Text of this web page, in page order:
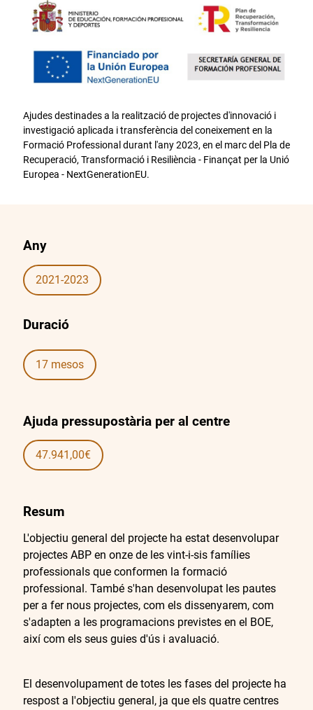
Ajudes destinades a la realització de projectes d'innovació i
investigació aplicada i transferència del coneixement en la
Formació Professional durant l'any 2023, en el marc del Pla de
Recuperació, Transformació i Resiliència - Finançat per la Unió
Europea - NextGenerationEU.
Any
2021-2023
Duració
17 mesos
Ajuda pressupostària per al centre
47.941,00€
Resum
L'objectiu general del projecte ha estat desenvolupar
projectes ABP en onze de les vint-i-sis famílies
professionals que conformen la formació
professional. També s'han desenvolupat les pautes
per a fer nous projectes, com els dissenyarem, com
s'adapten a les programacions previstes en el BOE,
així com els seus guies d'ús i avaluació.
El desenvolupament de totes les fases del projecte ha
respost a l'objectiu general, ja que els quatre centres